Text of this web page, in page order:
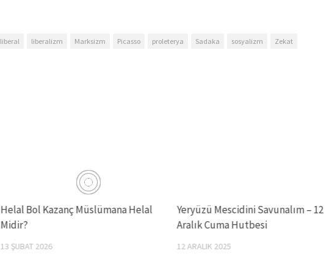
liberal liberalizm Marksizm Picasso proleterya Sadaka sosyalizm Zekat
Helal Bol Kazanç Müslümana Helal
Midir?
13 ŞUBAT 2026
Yeryüzü Mescidini Savunalım – 12
Aralık Cuma Hutbesi
12 ARALIK 2025